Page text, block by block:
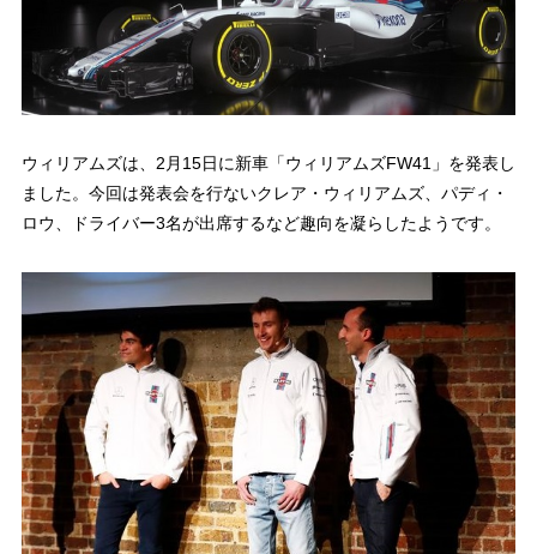
ウィリアムズは、2月15日に新車「ウィリアムズFW41」を発表し
ました。今回は発表会を行ないクレア・ウィリアムズ、パディ・
ロウ、ドライバー3名が出席するなど趣向を凝らしたようです。